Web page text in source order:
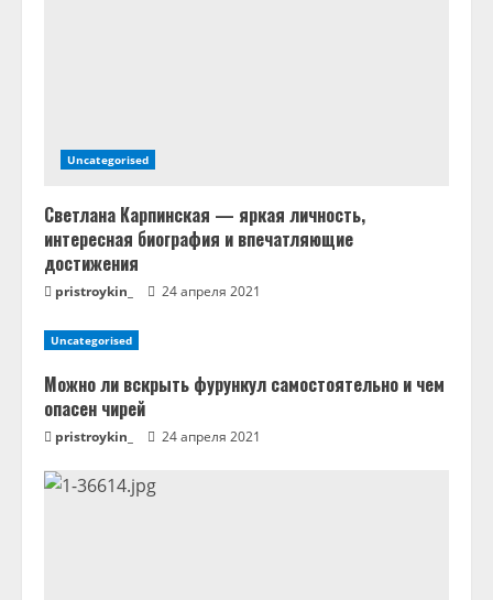
Uncategorised
Светлана Карпинская — яркая личность,
интересная биография и впечатляющие
достижения
pristroykin_ 24 апреля 2021
Uncategorised
Можно ли вскрыть фурункул самостоятельно и чем
опасен чирей
pristroykin_ 24 апреля 2021